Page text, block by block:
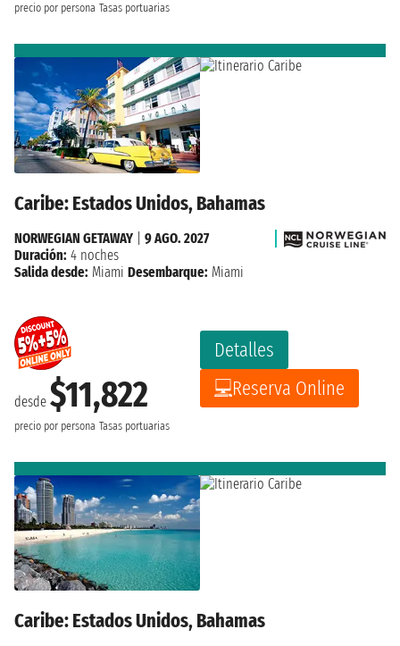
precio por persona Tasas portuarias
Caribe: Estados Unidos, Bahamas
desde $11,822
precio por persona Tasas portuarias
Detalles
Reserva Online
NORWEGIAN GETAWAY
9 AGO. 2027
Duración: 4 noches
Salida desde: Miami Desembarque: Miami
Caribe: Estados Unidos, Bahamas